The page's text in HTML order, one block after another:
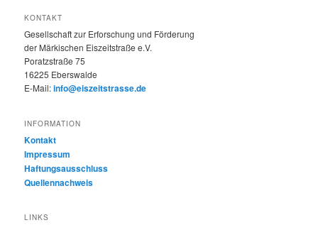
KONTAKT
Gesellschaft zur Erforschung und Förderung
der Märkischen Eiszeitstraße e.V.
Poratzstraße 75
16225 Eberswalde
E-Mail:info@eiszeitstrasse.de
INFORMATION
Kontakt
Impressum
Haftungsausschluss
Quellennachweis
LINKS